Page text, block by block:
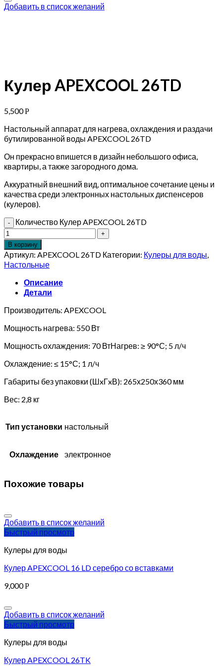
Добавить в список желаний
Кулер APEXCOOL 26TD
5,500Р
Настольный аппарат для нагрева, охлаждения и раздачи
бутилированной воды APEXCOOL 26TD
Он прекрасно впишется в дизайн небольшого офиса,
квартиры, а также загородного дома.
Аккуратный внешний вид, оптимальное сочетание цены и
качества среди электронных настольных диспенсеров
(кулеров).
Количество Кулер APEXCOOL 26TD
В корзину
Артикул: APEXCOOL 26TD Категории: Кулеры для воды,
Настольные
Описание
Детали
Производитель: APEXCOOL
Мощность нагрева: 550 Вт
Мощность охлаждения: 70 ВтНагрев: ≥ 90°С; 5 л/ч
Охлаждение: ≤ 15°С; 1 л/ч
Габариты без упаковки (ШxГxВ): 265х250х360 мм
Вес: 2,8 кг
Тип установки настольный
Охлаждение электронное
Похожие товары
Добавить в список желаний
Быстрый просмотр
Кулеры для воды
Кулер APEXCOOL 16 LD серебро со вставками
9,000Р
Добавить в список желаний
Быстрый просмотр
Кулеры для воды
Кулер APEXCOOL 26TK